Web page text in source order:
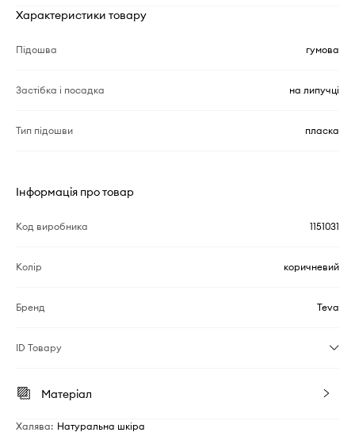
Характеристики товару
Підошва гумова
Застібка і посадка на липучці
Тип підошви пласка
Інформація про товар
Код виробника 1151031
Колір коричневий
Бренд Teva
ID Товару
Матеріал
Халява: Натуральна шкіра